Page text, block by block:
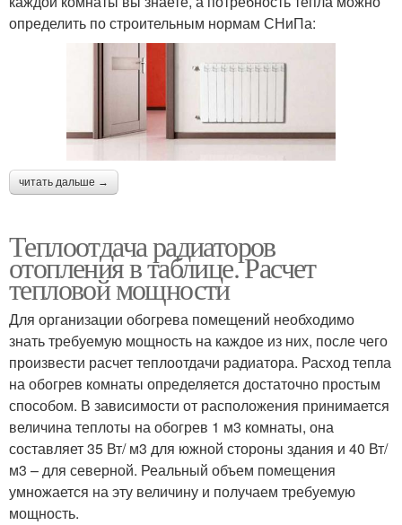
определить по строительным нормам СНиПа:
читать дальше →
Теплоотдача радиаторов
отопления в таблице. Расчет
тепловой мощности
Для организации обогрева помещений необходимо
знать требуемую мощность на каждое из них, после чего
произвести расчет теплоотдачи радиатора. Расход тепла
на обогрев комнаты определяется достаточно простым
способом. В зависимости от расположения принимается
величина теплоты на обогрев 1 м3 комнаты, она
составляет 35 Вт/ м3 для южной стороны здания и 40 Вт/
м3 – для северной. Реальный объем помещения
умножается на эту величину и получаем требуемую
мощность.